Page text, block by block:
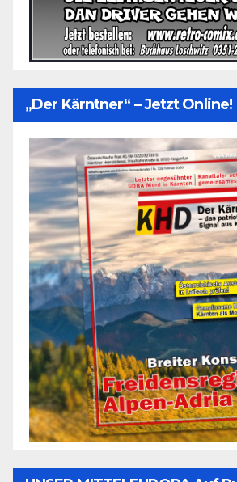
„Der Kärntner“ – Jetzt Online!